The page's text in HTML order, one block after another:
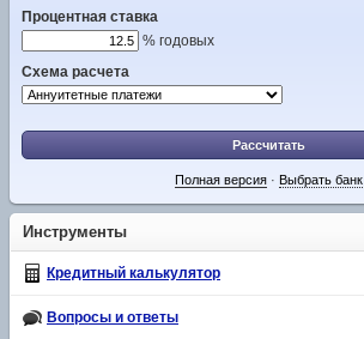
Процентная ставка
% годовых
Схема расчета
Рассчитать
Полная версия· Выбрать банк
Инструменты
Кредитный калькулятор
Вопросы и ответы